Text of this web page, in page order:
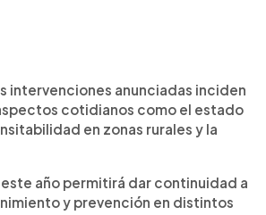
intervenciones anunciadas inciden
cotidianos como el estado
en zonas rurales y la
año permitirá dar continuidad a
y prevención en distintos